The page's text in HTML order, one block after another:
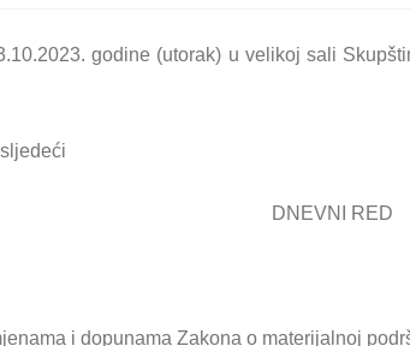
godine (utorak) u velikoj sali
DNEVNI RED
i dopunama Zakona o materijalnoj